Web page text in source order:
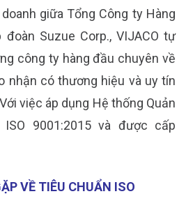
giữa Tổng Công ty Hàng
Suzue Corp., VIJACO tự
công ty hàng đầu chuyên về
nhận có thương hiệu và uy tín
việc áp dụng Hệ thống Quản
9001:2015 và được cấp
VỀ TIÊU CHUẨN ISO